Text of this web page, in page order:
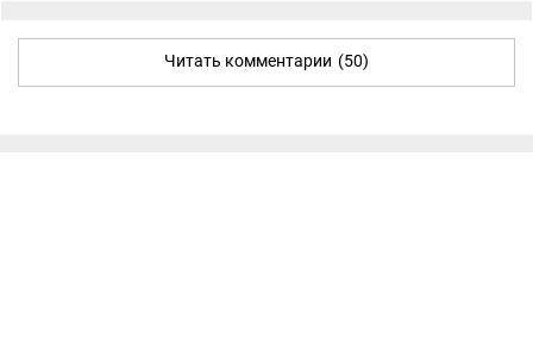
Читать комментарии (50)